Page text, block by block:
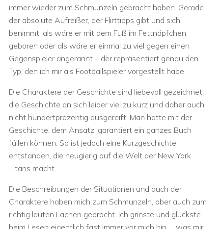
immer wieder zum Schmunzeln gebracht haben. Gerade
der absolute Aufreißer, der Flirttipps gibt und sich
benimmt, als wäre er mit dem Fuß im Fettnäpfchen
geboren oder als wäre er einmal zu viel gegen einen
Gegenspieler angerannt – der repräsentiert genau den
Typ, den ich mir als Footballspieler vorgestellt habe.
Die Charaktere der Geschichte sind liebevoll gezeichnet,
die Geschichte an sich leider viel zu kurz und daher auch
nicht hundertprozentig ausgereift. Man hätte mit der
Geschichte, dem Ansatz, garantiert ein ganzes Buch
füllen können. So ist jedoch eine Kurzgeschichte
entstanden, die neugierig auf die Welt der New York
Titans macht.
Die Beschreibungen der Situationen und auch der
Charaktere haben mich zum Schmunzeln, aber auch zum
richtig lauten Lachen gebracht. Ich grinste und gluckste
beim Lesen eigentlich fast immer vor mich hin … was mir